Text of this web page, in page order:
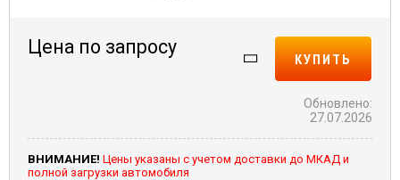
Цена по запросу
КУПИТЬ
Обновлено:
27.07.2026
ВНИМАНИЕ! Цены указаны с учетом доставки до МКАД и
полной загрузки автомобиля